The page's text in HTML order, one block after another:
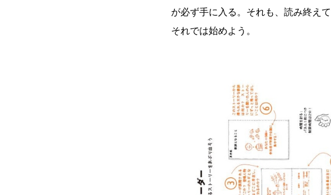
が必ず手に入る。それも、読み終えて
それでは始めよう。